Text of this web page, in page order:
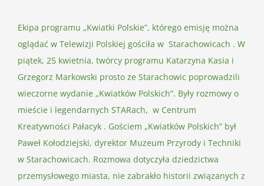
Ekipa programu „Kwiatki Polskie”, którego emisję można
oglądać w Telewizji Polskiej gościła w Starachowicach . W
piątek, 25 kwietnia, twórcy programu Katarzyna Kasia i
Grzegorz Markowski prosto ze Starachowic poprowadzili
wieczorne wydanie „Kwiatków Polskich”. Były rozmowy o
mieście i legendarnych STARach, w Centrum
Kreatywności Pałacyk . Gościem „Kwiatków Polskich” był
Paweł Kołodziejski, dyrektor Muzeum Przyrody i Techniki
w Starachowicach. Rozmowa dotyczyła dziedzictwa
przemysłowego miasta, nie zabrakło historii związanych z